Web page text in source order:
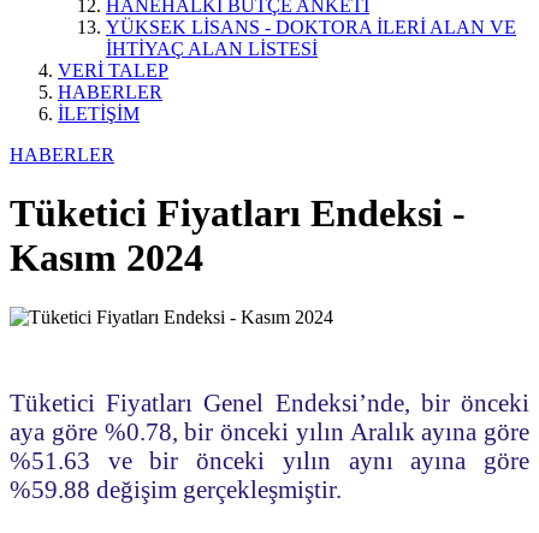
HANEHALKI BÜTÇE ANKETİ
YÜKSEK LİSANS - DOKTORA İLERİ ALAN VE
İHTİYAÇ ALAN LİSTESİ
VERİ TALEP
HABERLER
İLETİŞİM
HABERLER
Tüketici Fiyatları Endeksi -
Kasım 2024
Tüketici Fiyatları Genel Endeksi’nde, bir önceki
aya göre %0.78, bir önceki yılın Aralık ayına göre
%51.63 ve bir önceki yılın aynı ayına göre
%59.88 değişim gerçekleşmiştir.